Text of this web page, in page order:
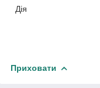
Дія
Приховати